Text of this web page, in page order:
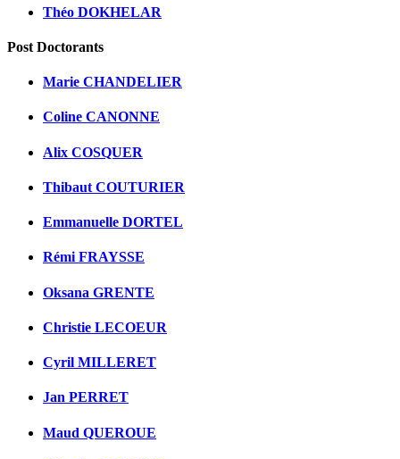
Théo DOKHELAR
Post Doctorants
Marie CHANDELIER
Coline CANONNE
Alix COSQUER
Thibaut COUTURIER
Emmanuelle DORTEL
Rémi FRAYSSE
Oksana GRENTE
Christie LECOEUR
Cyril MILLERET
Jan PERRET
Maud QUEROUE